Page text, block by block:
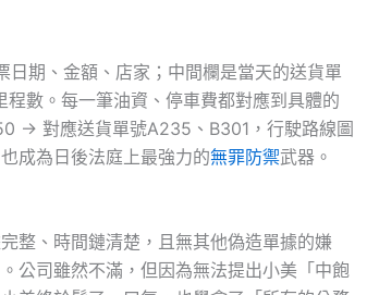
期、金額、店家；中間欄是當天的送貨單
數。每一筆油資、停車費都對應到具體的
→ 對應送貨單號A235、B301，行駛路線圖
成為日後法庭上最強力的無罪防禦武器。
整、時間鏈清楚，且無其他偽造單據的嫌
公司雖然不滿，但因為無法提出小美「中飽